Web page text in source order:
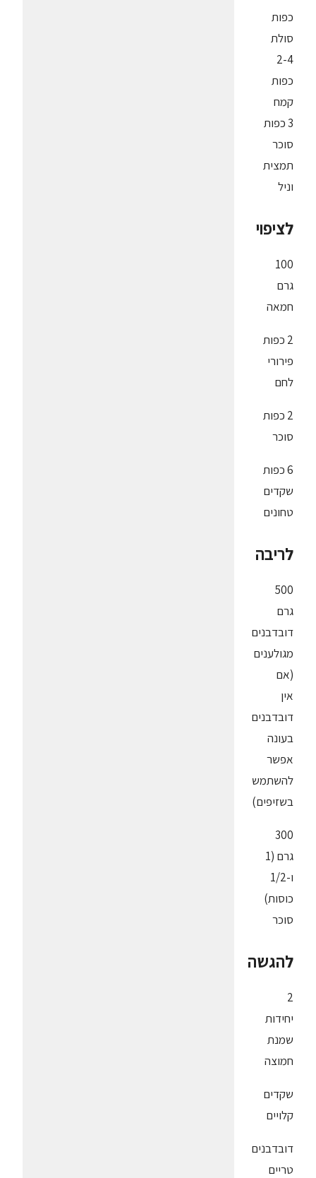
כפות
סולת
2-4
כפות
קמח
3 כפות
סוכר
תמצית
וניל
לציפוי
100
גרם
חמאה
2 כפות
פירורי
לחם
2 כפות
סוכר
6 כפות
שקדים
טחונים
לריבה
500
גרם
דובדבנים
מגולענים
(אם
אין
דובדבנים
בעונה
אפשר
להשתמש
בשזיפים)
300
גרם (1
ו-1/2
כוסות)
סוכר
להגשה
2
יחידות
שמנת
חמוצה
שקדים
קלויים
דובדבנים
טריים